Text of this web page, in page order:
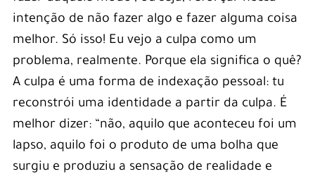
intenção de não fazer algo e fazer alguma coisa
melhor. Só isso! Eu vejo a culpa como um
problema, realmente. Porque ela significa o quê?
A culpa é uma forma de indexação pessoal: tu
reconstrói uma identidade a partir da culpa. É
melhor dizer: “não, aquilo que aconteceu foi um
lapso, aquilo foi o produto de uma bolha que
surgiu e produziu a sensação de realidade e